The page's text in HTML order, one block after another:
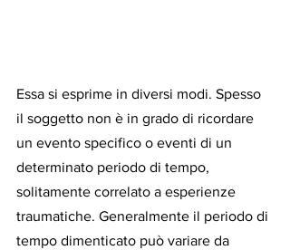
Essa si esprime in diversi modi. Spesso
il soggetto non è in grado di ricordare
un evento specifico o eventi di un
determinato periodo di tempo,
solitamente correlato a esperienze
traumatiche. Generalmente il periodo di
tempo dimenticato può variare da